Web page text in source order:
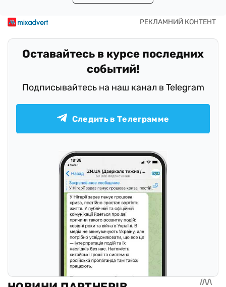
Оставайтесь в курсе последних
событий!
Подписывайтесь на наш канал в Telegram
Следить в Телеграмме